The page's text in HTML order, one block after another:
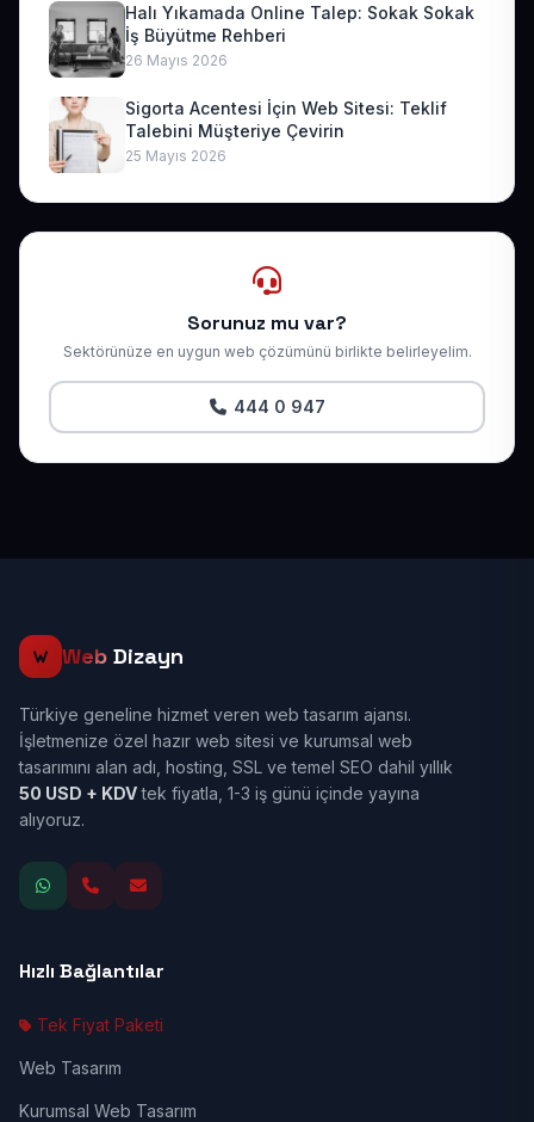
Halı Yıkamada Online Talep: Sokak Sokak
İş Büyütme Rehberi
26 Mayıs 2026
Sigorta Acentesi İçin Web Sitesi: Teklif
Talebini Müşteriye Çevirin
25 Mayıs 2026
Sorunuz mu var?
Sektörünüze en uygun web çözümünü birlikte belirleyelim.
444 0 947
Web Dizayn
Türkiye geneline hizmet veren web tasarım ajansı.
İşletmenize özel hazır web sitesi ve kurumsal web
tasarımını alan adı, hosting, SSL ve temel SEO dahil yıllık
50 USD + KDVtek fiyatla, 1-3 iş günü içinde yayına
alıyoruz.
Hızlı Bağlantılar
Tek Fiyat Paketi
Web Tasarım
Kurumsal Web Tasarım